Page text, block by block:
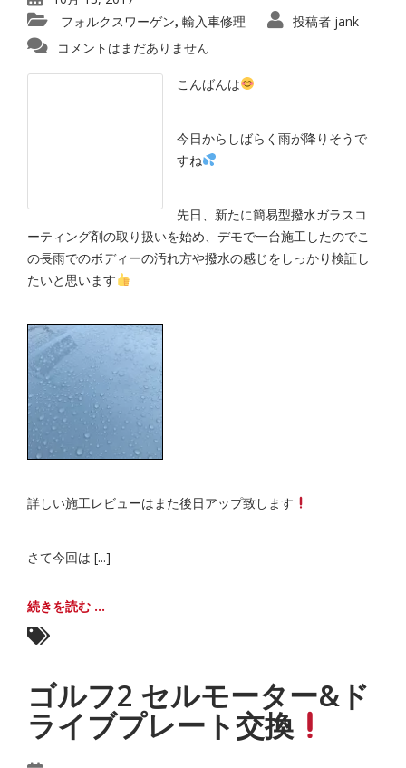
フォルクスワーゲン, 輸入車修理 投稿者 jank
コメントはまだありません
こんばんは
今日からしばらく雨が降りそうで
すね
先日、新たに簡易型撥水ガラスコ
ーティング剤の取り扱いを始め、デモで一台施工したのでこ
の長雨でのボディーの汚れ方や撥水の感じをしっかり検証し
たいと思います
詳しい施工レビューはまた後日アップ致します
さて今回は [...]
続きを読む ...
ゴルフ2 セルモーター&ド
ライブプレート交換